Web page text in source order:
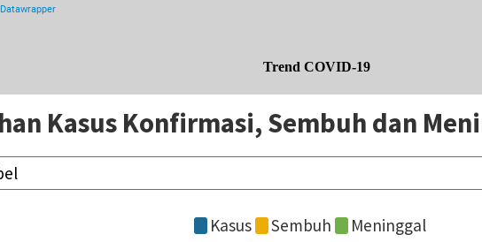
Trend COVID-19